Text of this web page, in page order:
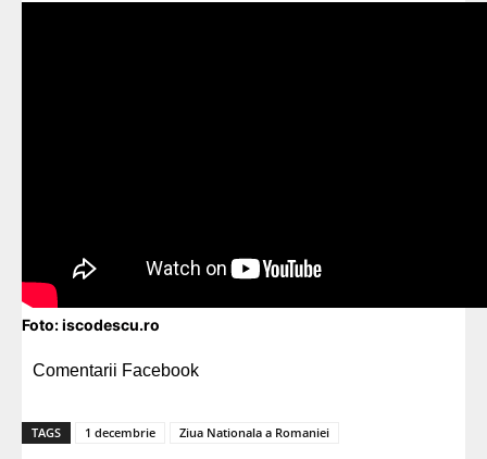
Foto:iscodescu.ro
Comentarii Facebook
TAGS 1 decembrie Ziua Nationala a Romaniei